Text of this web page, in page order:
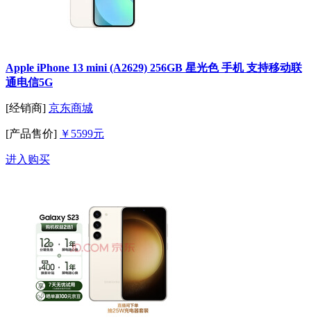
Apple iPhone 13 mini (A2629) 256GB 星光色 手机 支持移动联
通电信5G
[经销商] 京东商城
[产品售价] ￥5599元
进入购买